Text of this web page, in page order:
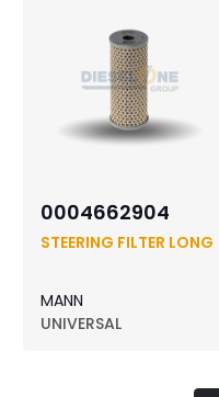
0004662904
STEERING FILTER LONG
MANN
UNIVERSAL